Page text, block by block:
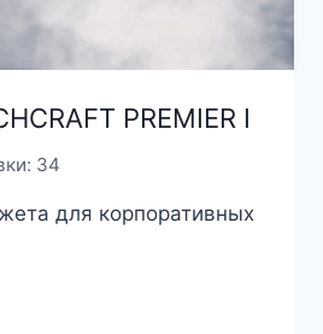
PREMIER I
34
для корпоративных